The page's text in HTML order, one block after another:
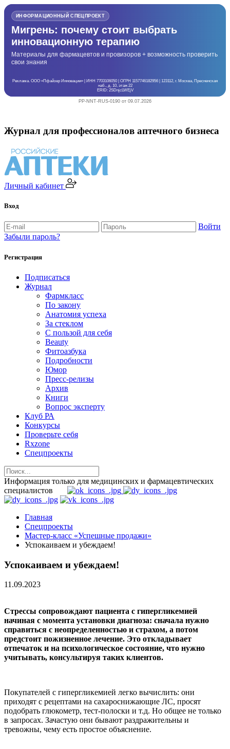
ИНФОРМАЦИОННЫЙ СПЕЦПРОЕКТ
Мигрень: почему стоит выбрать
инновационную терапию
Материалы для фармацевтов и провизоров + возможность проверить
свои знания
Реклама. ООО «Пфайзер Инновации» | ИНН 7703106050 | ОГРН 1157746182956 | 123112, г. Москва, Пресненская
наб., д. 10, этаж 22
ERID: 2SDnjcLWEjV
PP-NNT-RUS-0190 от 09.07.2026
Журнал для профессионалов аптечного бизнеса
Личный кабинет
Вход
Войти
Забыли пароль?
Регистрация
Подписаться
Журнал
Фармкласс
По закону
Анатомия успеха
За стеклом
С пользой для себя
Beauty
Фитоазбука
Подробности
Юмор
Пресс-релизы
Архив
Книги
Вопрос эксперту
Клуб РА
Конкурсы
Проверьте себя
Rxzone
Спецпроекты
Информация только для медицинских и фармацевтических
специалистов
Главная
Спецпроекты
Мастер-класс «Успешные продажи»
Успокаиваем и убеждаем!
Успокаиваем и убеждаем!
11.09.2023
Стрессы сопровождают пациента с гипергликемией
начиная с момента установки диагноза: сначала нужно
справиться с неопределенностью и страхом, а потом
предстоит пожизненное лечение. Это откладывает
отпечаток и на психологическое состояние, что нужно
учитывать, консультируя таких клиентов.
Покупателей с гипергликемией легко вычислить: они
приходят с рецептами на сахароснижающие ЛС, просят
подобрать глюкометр, тест-полоски и т.д. Но общее не только
в запросах. Зачастую они бывают раздражительны и
тревожны, чему есть простое объяснение.